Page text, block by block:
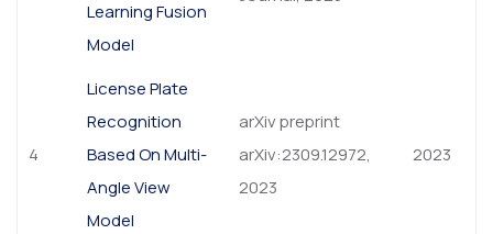
Learning Fusion
Model
4
License Plate
Recognition
Based On Multi-
Angle View
Model
arXiv preprint
arXiv:2309.12972,
2023
2023